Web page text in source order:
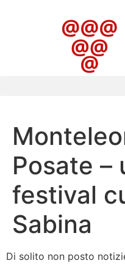
Posate –
festival
Sabina
Di solito non posto